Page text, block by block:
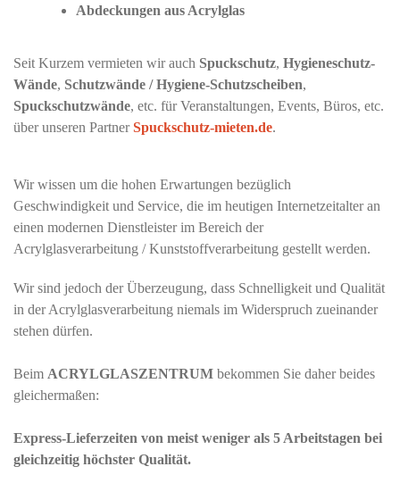
Abdeckungen aus Acrylglas
Seit Kurzem vermieten wir auch Spuckschutz, Hygieneschutz-
Wände, Schutzwände / Hygiene-Schutzscheiben,
Spuckschutzwände, etc. für Veranstaltungen, Events, Büros, etc.
über unseren PartnerSpuckschutz-mieten.de.
Wir wissen um die hohen Erwartungen bezüglich
Geschwindigkeit und Service, die im heutigen Internetzeitalter an
einen modernen Dienstleister im Bereich der
Acrylglasverarbeitung / Kunststoffverarbeitung gestellt werden.
Wir sind jedoch der Überzeugung, dass Schnelligkeit und Qualität
in der Acrylglasverarbeitung niemals im Widerspruch zueinander
stehen dürfen.
Beim ACRYLGLASZENTRUM bekommen Sie daher beides
gleichermaßen:
Express-Lieferzeiten von meist weniger als 5 Arbeitstagen bei
gleichzeitig höchster Qualität.